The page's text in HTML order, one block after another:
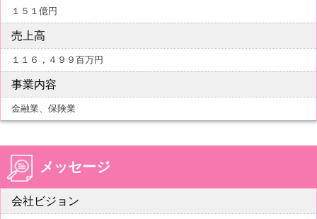
１５１億円
売上高
１１６，４９９百万円
事業内容
金融業、保険業
メッセージ
会社ビジョン